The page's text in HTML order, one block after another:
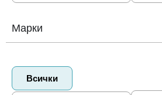
Марки
Всички